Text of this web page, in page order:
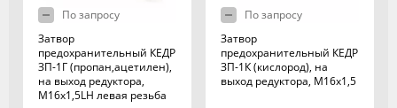
По запросу
Затвор
предохранительный КЕДР
ЗП-1Г (пропан,ацетилен),
на выход редуктора,
М16х1,5LH левая резьба
По запросу
Затвор
предохранительный КЕДР
ЗП-1К (кислород), на
выход редуктора, М16х1,5